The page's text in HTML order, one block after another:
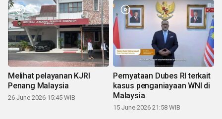
Melihat pelayanan KJRI
Penang Malaysia
26 June 2026 15:45 WIB
Pernyataan Dubes RI terkait
kasus penganiayaan WNI di
Malaysia
15 June 2026 21:58 WIB